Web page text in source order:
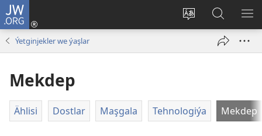
JW.ORG
Web-
Giriň
(täze
JW.ORG
web-
saýty
Ýetginjekler we ýaşlar
Mekdep
Ählisi Dostlar Maşgala Tehnologiýa Mekdep